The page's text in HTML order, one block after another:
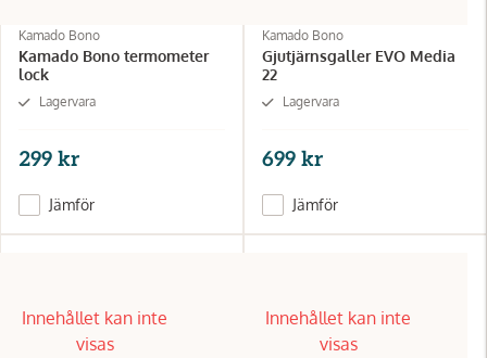
Kamado Bono
Kamado Bono termometer
lock
Lagervara
299 kr
Jämför
Kamado Bono
Gjutjärnsgaller EVO Media
22
Lagervara
699 kr
Jämför
Innehållet kan inte
visas
Innehållet kan inte
visas